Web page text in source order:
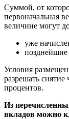
Суммой, от
первоначальная
величине могут
уже
позднейшие
Условия
разрешать
процентов.
Из
вкладов можно